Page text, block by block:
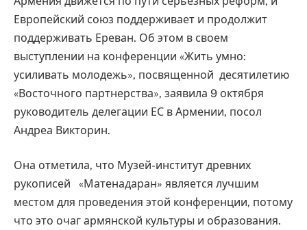
Европейский союз поддерживает и продолжит
поддерживать Ереван. Об этом в своем
выступлении на конференции «Жить умно:
усиливать молодежь», посвященной десятилетию
«Восточного партнерства», заявила 9 октября
руководитель делегации ЕС в Армении, посол
Андреа Викторин.
Она отметила, что Музей-институт древних
рукописей «Матенадаран» является лучшим
местом для проведения этой конференции, потому
что это очаг армянской культуры и образования.